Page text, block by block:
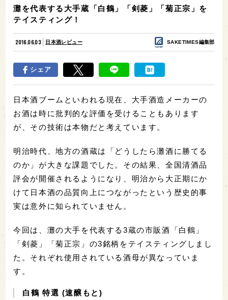
灘を代表する大手蔵「白鶴」「剣菱」「菊正宗」を
テイスティング！
2016.06.03 日本酒レビュー SAKETIMES編集部
シェア
日本酒ブームといわれる現在、大手酒造メーカーの
お酒は時に批判的な評価を受けることもあります
が、その技術は本物だと考えています。
明治時代、地方の酒蔵は「どうしたら灘酒に勝てる
のか」が大きな課題でした。その結果、全国清酒品
評会が開催されるようになり、明治から大正期にか
けて日本酒の品質向上につながったという歴史的事
実は意外に知られていません。
今回は、灘の大手を代表する3蔵の市販酒「白鶴」
「剣菱」「菊正宗」の3銘柄をテイスティングしまし
た。それぞれ使用されている酒母が異なっていま
す。
白鶴 特選 (速醸もと)